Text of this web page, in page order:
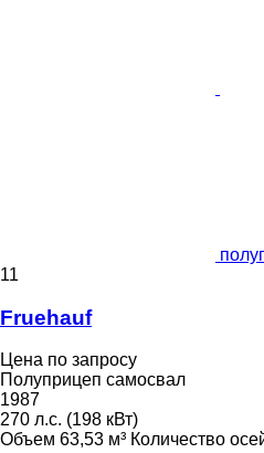
11
Fruehauf
Цена по запросу
Полуприцеп самосвал
1987
270 л.с. (198 кВт)
Объем 63,53 м³ Количество